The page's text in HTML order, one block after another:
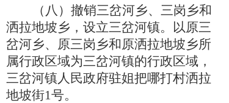
（八） 撤销三岔河乡、三岗乡和
洒拉地坡乡，设立三岔河镇。以原三
岔河乡、原三岗乡和原洒拉地坡乡所
属行政区域为三岔河镇的行政区域，
三岔河镇人民政府驻姐把哪打村洒拉
地坡街1号。